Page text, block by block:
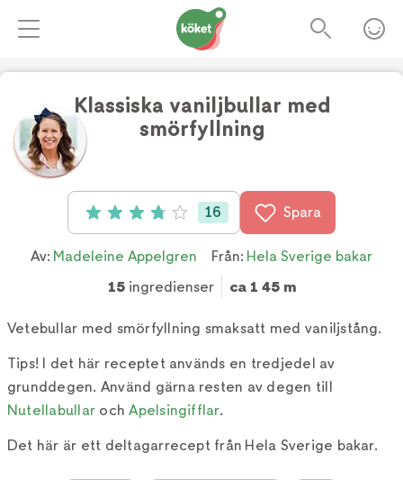
Klassiska vaniljbullar med
smörfyllning
Betyg: 3.8 av 5 (16 röster)
16 Spara
Av: Madeleine Appelgren Från: Hela Sverige bakar
15ingredienser ca 1 45 m
Vetebullar med smörfyllning smaksatt med vaniljstång.
Tips! I det här receptet används en tredjedel av
grunddegen. Använd gärna resten av degen till
Nutellabullar ochApelsingifflar.
Det här är ett deltagarrecept från Hela Sverige bakar.